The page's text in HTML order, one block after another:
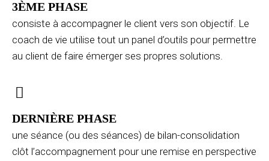
3ÈME PHASE
consiste à accompagner le client vers son objectif. Le
coach de vie utilise tout un panel d’outils pour permettre
au client de faire émerger ses propres solutions.
DERNIÈRE PHASE
une séance (ou des séances) de bilan-consolidation
clôt l’accompagnement pour une remise en perspective